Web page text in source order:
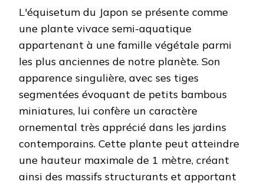
L'équisetum du Japon se présente comme
une plante vivace semi-aquatique
appartenant à une famille végétale parmi
les plus anciennes de notre planète. Son
apparence singulière, avec ses tiges
segmentées évoquant de petits bambous
miniatures, lui confère un caractère
ornemental très apprécié dans les jardins
contemporains. Cette plante peut atteindre
une hauteur maximale de 1 mètre, créant
ainsi des massifs structurants et apportant